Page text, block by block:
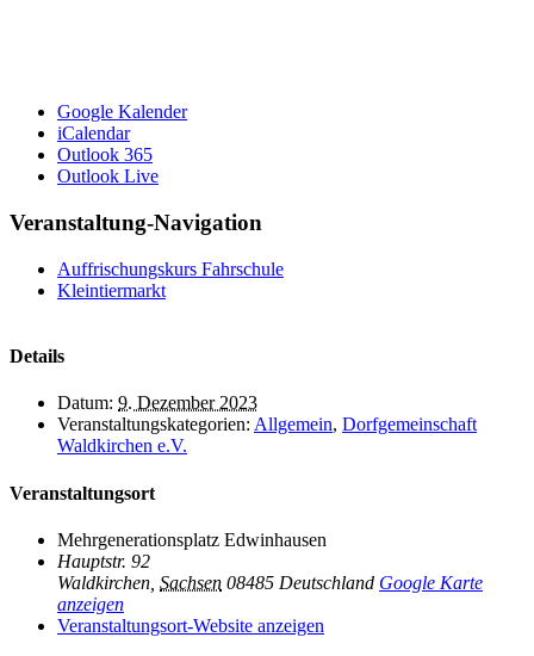
Google Kalender
iCalendar
Outlook 365
Outlook Live
Veranstaltung-Navigation
Auffrischungskurs Fahrschule
Kleintiermarkt
Details
Datum: 9. Dezember 2023
Veranstaltungskategorien: Allgemein, Dorfgemeinschaft
Waldkirchen e.V.
Veranstaltungsort
Mehrgenerationsplatz Edwinhausen
Hauptstr. 92
Waldkirchen Sachsen 08485 Deutschland Google Karte
anzeigen
Veranstaltungsort-Website anzeigen